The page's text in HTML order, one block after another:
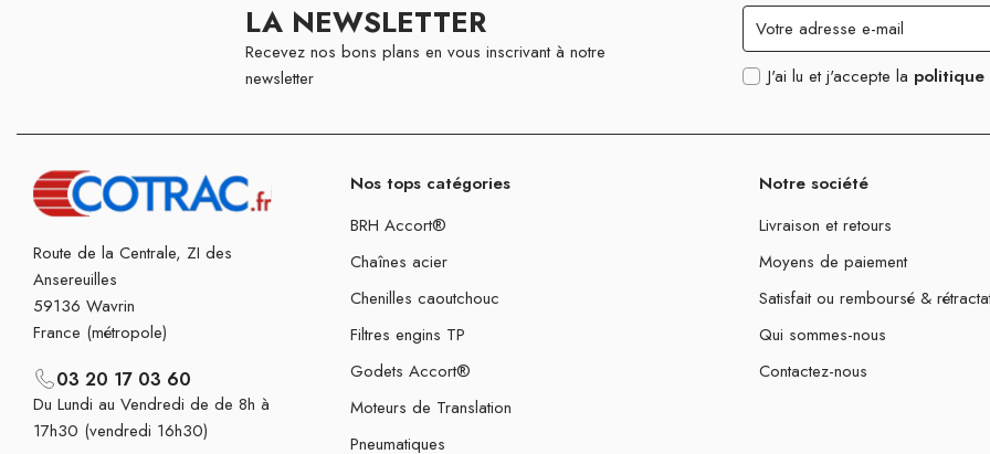
LA NEWSLETTER
Recevez nos bons plans en vous inscrivant à notre
newsletter
J'ai lu et j'accepte la
Route de la Centrale, ZI des
Ansereuilles
59136 Wavrin
France (métropole)
03 20 17 03 60
Du Lundi au Vendredi de de 8h à
17h30 (vendredi 16h30)
Nos tops catégories
BRH Accort®
Chaînes acier
Chenilles caoutchouc
Filtres engins TP
Godets Accort®
Moteurs de Translation
Pneumatiques
Notre société
Livraison et retours
Moyens de paiement
Satisfait ou remboursé &
Qui sommes-nous
Contactez-nous